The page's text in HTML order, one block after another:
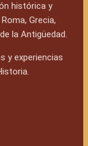
histórica y
Grecia,
la Antigüedad.
y experiencias